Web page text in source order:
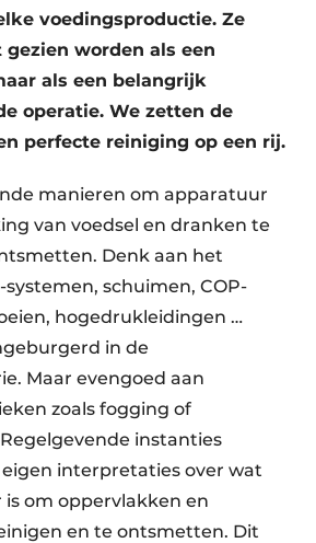
voedingsproductie. Ze
worden als een
als een belangrijk
operatie. We zetten de
perfecte reiniging op een rij.
manieren om apparatuur
van voedsel en dranken te
Denk aan het
schuimen, COP-
hogedrukleidingen …
in de
Maar evengoed aan
zoals fogging of
instanties
interpretaties over wat
om oppervlakken en
en te ontsmetten. Dit